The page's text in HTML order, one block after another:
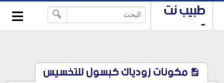
--> طبيب نت
-
استشارات
مجانية
≡
مكونات زودياك كبسول للتخسيس